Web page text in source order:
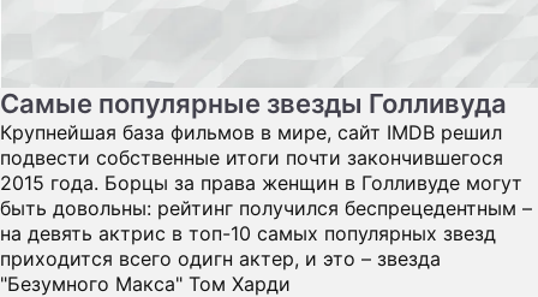
Самые популярные звезды Голливуда
Крупнейшая база фильмов в мире, сайт IMDB решил
подвести собственные итоги почти закончившегося
2015 года. Борцы за права женщин в Голливуде могут
быть довольны: рейтинг получился беспрецедентным –
на девять актрис в топ-10 самых популярных звезд
приходится всего одигн актер, и это – звезда
"Безумного Макса" Том Харди